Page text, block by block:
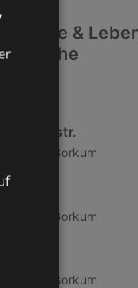
&
Nähe
Strandstr.
26757 Borkum
26757 Borkum
26757 Borkum